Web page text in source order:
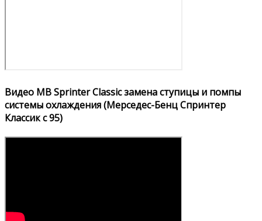
Видео MB Sprinter Classic замена ступицы и помпы
системы охлаждения (Мерседес-Бенц Спринтер
Классик с 95)